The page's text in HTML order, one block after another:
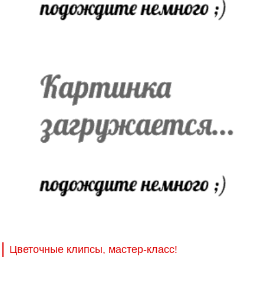
Цветочные клипсы, мастер-класс!